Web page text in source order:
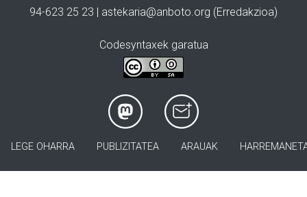
94-623 25 23 | astekaria@anboto.org (Erredakzioa)
Codesyntaxek garatua
LEGE OHARRA PUBLIZITATEA ARAUAK